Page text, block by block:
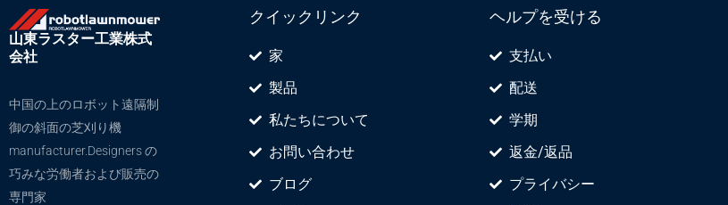
山東ラスター工業株式
会社
中国の上のロボット遠隔制
御の斜面の芝刈り機
manufacturer.Designers の
巧みな労働者および販売の
専門家
クイックリンク
家
製品
私たちについて
お問い合わせ
ブログ
ヘルプを受ける
支払い
配送
学期
返金/返品
プライバシー